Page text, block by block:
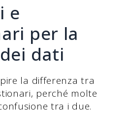
e
per la
dati
la differenza tra
perché molte
tra i due.